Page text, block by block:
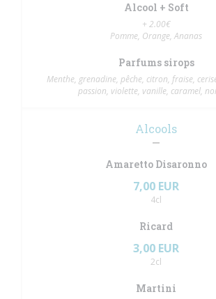
Alcool + Soft
+ 2.00€
Pomme, Orange, Ananas
Parfums sirops
Menthe, grenadine, pêche, citron, fraise,
passion, violette, vanille, caramel,
Alcools
Amaretto Disaronno
7,00 EUR
4cl
Ricard
3,00 EUR
2cl
Martini